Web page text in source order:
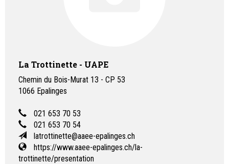
La Trottinette - UAPE
Chemin du Bois-Murat 13 - CP 53
1066 Epalinges
021 653 70 53
021 653 70 54
latrottinette@aaee-epalinges.ch
https://www.aaee-epalinges.ch/la-
trottinette/presentation